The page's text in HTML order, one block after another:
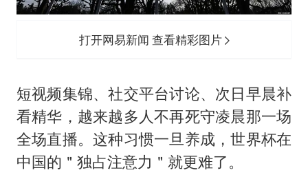
打开网易新闻 查看精彩图片
短视频集锦、社交平台讨论、次日早晨补
看精华，越来越多人不再死守凌晨那一场
全场直播。这种习惯一旦养成，世界杯在
中国的＂独占注意力＂就更难了。